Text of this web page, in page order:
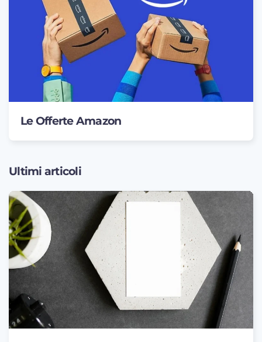
Le Offerte Amazon
Ultimi articoli